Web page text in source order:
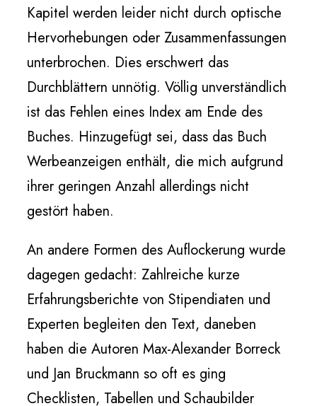
Kapitel werden leider nicht durch optische
Hervorhebungen oder Zusammenfassungen
unterbrochen. Dies erschwert das
Durchblättern unnötig. Völlig unverständlich
ist das Fehlen eines Index am Ende des
Buches. Hinzugefügt sei, dass das Buch
Werbeanzeigen enthält, die mich aufgrund
ihrer geringen Anzahl allerdings nicht
gestört haben.
An andere Formen des Auflockerung wurde
dagegen gedacht: Zahlreiche kurze
Erfahrungsberichte von Stipendiaten und
Experten begleiten den Text, daneben
haben die Autoren Max-Alexander Borreck
und Jan Bruckmann so oft es ging
Checklisten, Tabellen und Schaubilder